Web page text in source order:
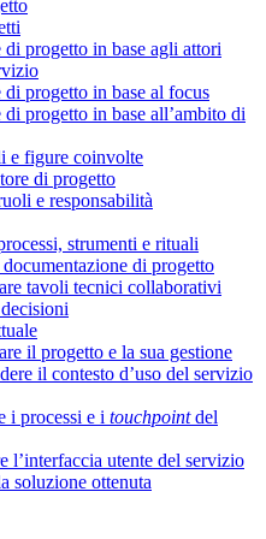
progetto in base agli attori
progetto in base al focus
progetto in base all’ambito di
e figure coinvolte
di progetto
e responsabilità
strumenti e rituali
di progetto
tavoli tecnici collaborativi
il progetto e la sua gestione
il contesto d’uso del servizio
i processi e i touchpointdel
l’interfaccia utente del servizio
soluzione ottenuta